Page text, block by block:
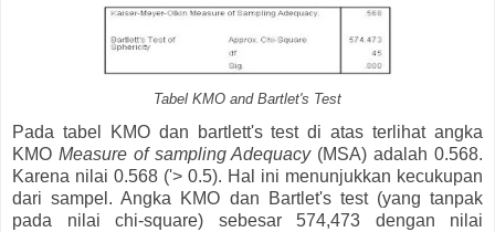
Tabel KMO and Bartlet's Test
Pada tabel KMO dan bartlett's test di atas terlihat angka
KMO Measure of sampling Adequacy(MSA) adalah 0.568.
Karena nilai 0.568 ('> 0.5). Hal ini menunjukkan kecukupan
dari sampel. Angka KMO dan Bartlet's test (yang tanpak
pada nilai chi-square) sebesar 574,473 dengan nilai